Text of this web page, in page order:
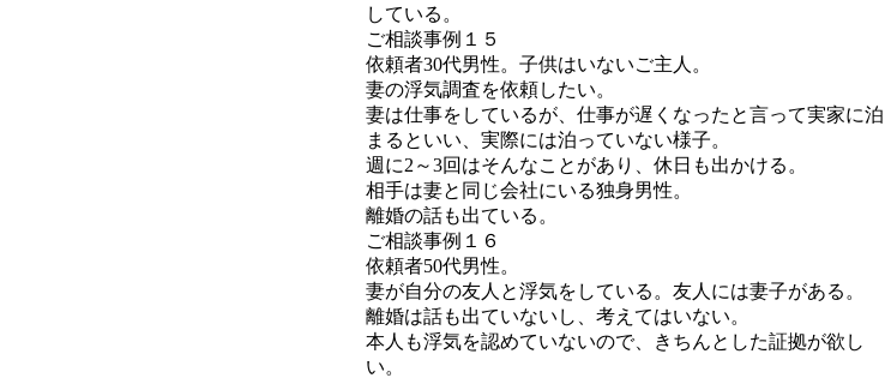
している。
ご相談事例１５
依頼者30代男性。子供はいないご主人。
妻の浮気調査を依頼したい。
妻は仕事をしているが、仕事が遅くなったと言って実家に泊
まるといい、実際には泊っていない様子。
週に2～3回はそんなことがあり、休日も出かける。
相手は妻と同じ会社にいる独身男性。
離婚の話も出ている。
ご相談事例１６
依頼者50代男性。
妻が自分の友人と浮気をしている。友人には妻子がある。
離婚は話も出ていないし、考えてはいない。
本人も浮気を認めていないので、きちんとした証拠が欲し
い。